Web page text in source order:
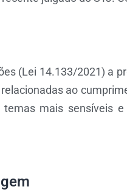
(Lei 14.133/2021) a
ao
mais sensíveis